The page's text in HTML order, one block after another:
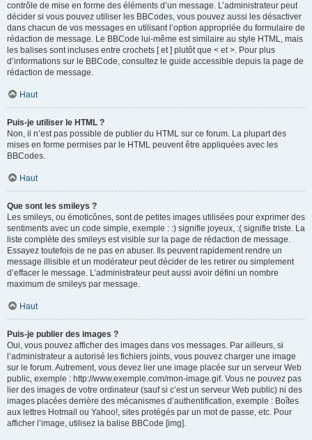
contrôle de mise en forme des éléments d’un message. L’administrateur peut
décider si vous pouvez utiliser les BBCodes, vous pouvez aussi les désactiver
dans chacun de vos messages en utilisant l’option appropriée du formulaire de
rédaction de message. Le BBCode lui-même est similaire au style HTML, mais
les balises sont incluses entre crochets [ et ] plutôt que < et >. Pour plus
d’informations sur le BBCode, consultez le guide accessible depuis la page de
rédaction de message.
Haut
Puis-je utiliser le HTML ?
Non, il n’est pas possible de publier du HTML sur ce forum. La plupart des
mises en forme permises par le HTML peuvent être appliquées avec les
BBCodes.
Haut
Que sont les smileys ?
Les smileys, ou émoticônes, sont de petites images utilisées pour exprimer des
sentiments avec un code simple, exemple : :) signifie joyeux, :( signifie triste. La
liste complète des smileys est visible sur la page de rédaction de message.
Essayez toutefois de ne pas en abuser. Ils peuvent rapidement rendre un
message illisible et un modérateur peut décider de les retirer ou simplement
d’effacer le message. L’administrateur peut aussi avoir défini un nombre
maximum de smileys par message.
Haut
Puis-je publier des images ?
Oui, vous pouvez afficher des images dans vos messages. Par ailleurs, si
l’administrateur a autorisé les fichiers joints, vous pouvez charger une image
sur le forum. Autrement, vous devez lier une image placée sur un serveur Web
public, exemple : http://www.exemple.com/mon-image.gif. Vous ne pouvez pas
lier des images de votre ordinateur (sauf si c’est un serveur Web public) ni des
images placées derrière des mécanismes d’authentification, exemple : Boîtes
aux lettres Hotmail ou Yahoo!, sites protégés par un mot de passe, etc. Pour
afficher l’image, utilisez la balise BBCode [img].